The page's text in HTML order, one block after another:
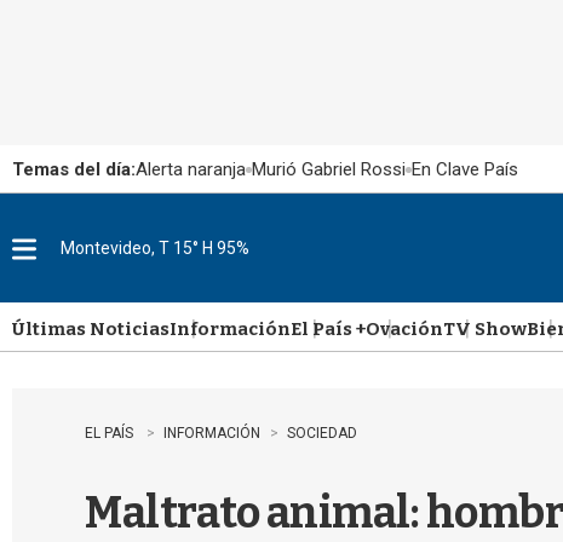
Temas del día:Alerta naranja Murió Gabriel Rossi En Clave País
u
Montevideo, T 15° H 95%
Últimas NoticiasInformaciónEl País +OvaciónTV Show
EL PAÍS INFORMACIÓN SOCIEDAD
Maltrato animal: